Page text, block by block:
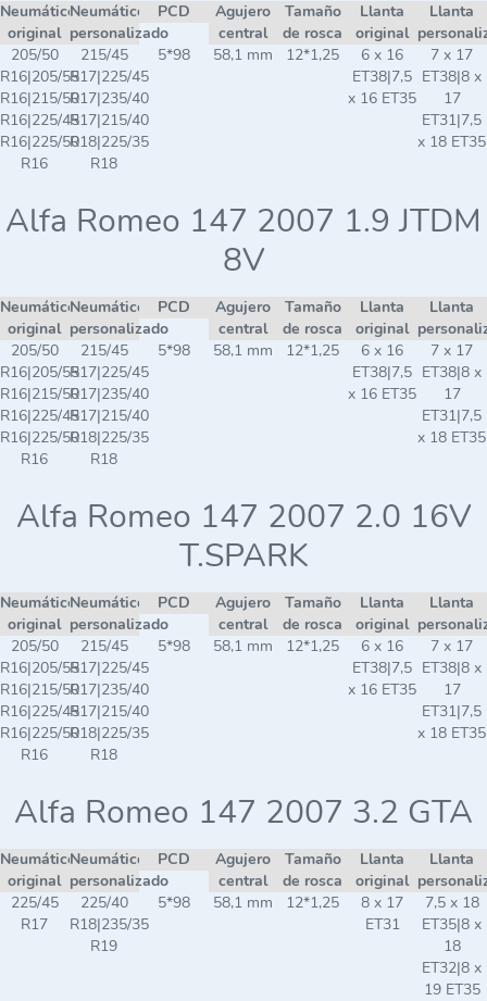
Neumático
original
Neumático
personalizado
PCD
Agujero
central
Tamaño
de rosca
Llanta
original
Llanta
205/50
R16|205/55
R16|215/50
R16|225/45
R16|225/50
R16
215/45
R17|225/45
R17|235/40
R17|215/40
R18|225/35
R18
5*98 58,1 mm 12*1,25
6 x 16
ET38|7,5
x 16 ET35
7 x 17
ET38|8 x
17
ET31|7,5
x 18 ET35
Alfa Romeo 147 2007 1.9 JTDM
8V
Neumático
original
Neumático
personalizado
PCD
Agujero
central
Tamaño
de rosca
Llanta
original
Llanta
205/50
R16|205/55
R16|215/50
R16|225/45
R16|225/50
R16
215/45
R17|225/45
R17|235/40
R17|215/40
R18|225/35
R18
5*98 58,1 mm 12*1,25
6 x 16
ET38|7,5
x 16 ET35
7 x 17
ET38|8 x
17
ET31|7,5
x 18 ET35
Alfa Romeo 147 2007 2.0 16V
T.SPARK
Neumático
original
Neumático
personalizado
PCD
Agujero
central
Tamaño
de rosca
Llanta
original
Llanta
205/50
R16|205/55
R16|215/50
R16|225/45
R16|225/50
R16
215/45
R17|225/45
R17|235/40
R17|215/40
R18|225/35
R18
5*98 58,1 mm 12*1,25
6 x 16
ET38|7,5
x 16 ET35
7 x 17
ET38|8 x
17
ET31|7,5
x 18 ET35
Alfa Romeo 147 2007 3.2 GTA
Neumático
original
Neumático
personalizado
PCD
Agujero
central
Tamaño
de rosca
Llanta
original
Llanta
225/45
R17
225/40
R18|235/35
R19
5*98 58,1 mm 12*1,25
8 x 17
ET31
7,5 x 18
ET35|8 x
18
ET32|8 x
19 ET35